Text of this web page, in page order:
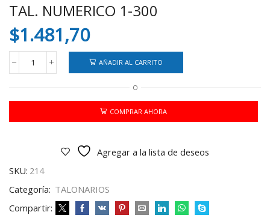
TAL. NUMERICO 1-300
$1.481,70
TAL.
NUMERICO
300
AÑADIR AL CARRITO
O
COMPRAR AHORA
Agregar a la lista de deseos
SKU: 214
Categoría: TALONARIOS
Compartir: